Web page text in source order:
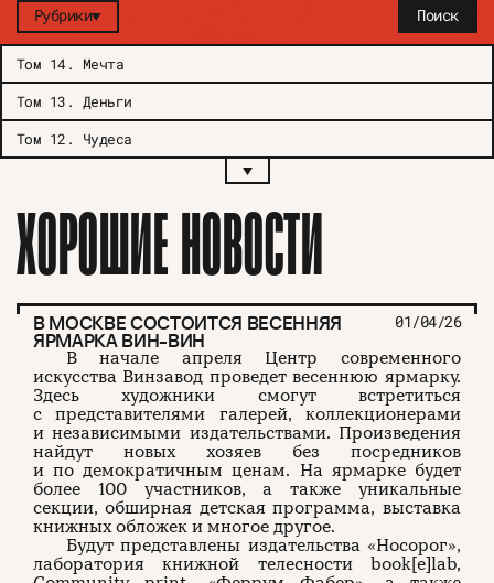
Поиск
Рубрики
Том 14.
Мечта
Том 13 . Деньги
Том 12 . Чудеса
ХОРОШИЕ НОВОСТИ
В МОСКВЕ СОСТОИТСЯ ВЕСЕННЯЯ
ЯРМАРКА ВИН-ВИН
01/04/26
В начале апреля Центр современного
искусства Винзавод проведет весеннюю ярмарку.
Здесь художники смогут встретиться
с представителями галерей, коллекционерами
и независимыми издательствами. Произведения
найдут новых хозяев без посредников
и по демократичным ценам. На ярмарке будет
более 100 участников, а также уникальные
секции, обширная детская программа, выставка
книжных обложек и многое другое.
Будут представлены издательства «Носорог»,
лаборатория книжной телесности book[e]lab,